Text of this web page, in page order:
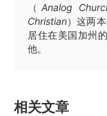
（ Analog
Christian）这两
居住在美国加州
他。
相关文章